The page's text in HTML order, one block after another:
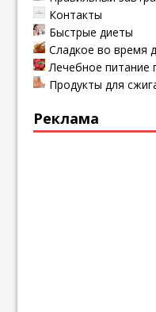
Контакты
Быстрые диеты
Сладкое во время
Лечебное питание
Продукты для
Реклама